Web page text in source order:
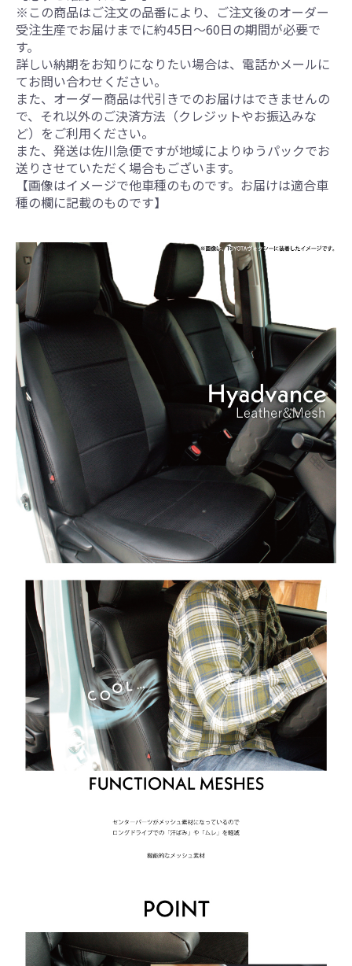
※この商品はご注文の品番により、ご注文後のオーダー
受注生産でお届けまでに約45日～60日の期間が必要で
す。
詳しい納期をお知りになりたい場合は、電話かメールに
てお問い合わせください。
また、オーダー商品は代引きでのお届けはできませんの
で、それ以外のご決済方法（クレジットやお振込みな
ど）をご利用ください。
また、発送は佐川急便ですが地域によりゆうパックでお
送りさせていただく場合もございます。
【画像はイメージで他車種のものです。お届けは適合車
種の欄に記載のものです】